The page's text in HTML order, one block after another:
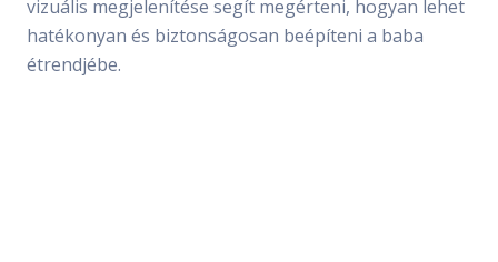
vizuális megjelenítése segít megérteni, hogyan lehet
hatékonyan és biztonságosan beépíteni a baba
étrendjébe.